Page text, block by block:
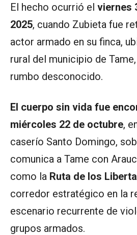
El hecho ocurrió el viernes
2025, cuando Zubieta fue
actor armado en su finca,
rural del municipio de
rumbo desconocido.
El cuerpo sin vida fue
miércoles 22 de octubre,
caserío Santo Domingo,
comunica a Tame con
como la Ruta de los
corredor estratégico en la
escenario recurrente de
grupos armados.